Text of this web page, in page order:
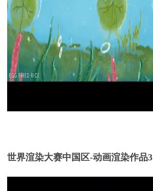
世界渲染大赛中国区-动画渲染作品3